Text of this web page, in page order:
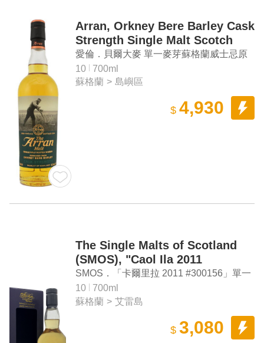
Arran, Orkney Bere Barley Cask
Strength Single Malt Scotch
Whisky
愛倫．貝爾大麥 單一麥芽蘇格蘭威士忌原
酒
10
700ml
蘇格蘭 > 島嶼區
$ 4,930
The Single Malts of Scotland
(SMOS), "Caol Ila 2011
#300156" Single Malt Scotch
Whisky
SMOS．「卡爾里拉 2011 #300156」單一
麥芽蘇格蘭威士忌（台灣限定單桶）
10
700ml
蘇格蘭 > 艾雷島
$ 3,080